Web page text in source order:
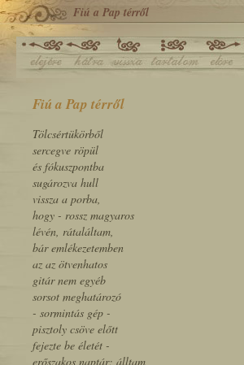
Fiú a Pap térről
Fiú a Pap térről
Tölcsértükörből
sercegve röpül
és fókuszpontba
sugározva hull
vissza a porba,
hogy - rossz magyaros
lévén, rátaláltam,
bár emlékezetemben
az az ötvenhatos
gitár nem egyéb
sorsot meghatározó
- sormintás gép -
pisztoly csöve előtt
fejezte be életét -
erőszakos naptár; álltam